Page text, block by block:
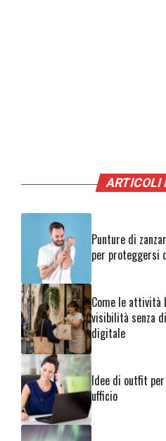
ARTICOLI
Punture di
per proteggersi
Come le attività
visibilità senza
digitale
Idee di outfit per
ufficio